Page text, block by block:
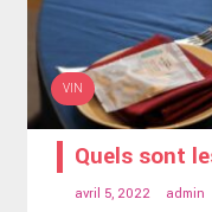
VIN
Quels sont
avril 5, 2022 admin